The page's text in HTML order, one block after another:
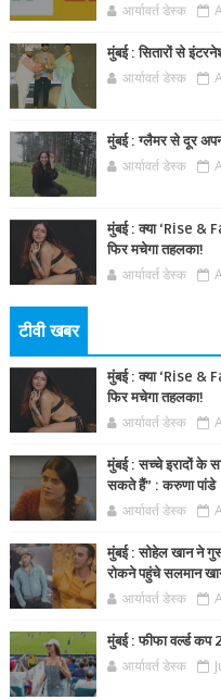
आर्यावर्त डेस्क
मुंबई : सितारों से
आर्यावर्त डेस्क
मुंबई : ग्लैमर से दूर
आर्यावर्त डेस्क
मुंबई : क्या ‘Rise &
फिर मचेगा तहलका!
आर्यावर्त डेस्क
टीवी खबर
मुंबई : क्या ‘Rise &
फिर मचेगा तहलका!
आर्यावर्त डेस्क
मुंबई : सच्चे इरादों के
सकते हैं” : करुणा पांडे
आर्यावर्त डेस्क
मुंबई : सोहेल खान ने
रोकने पहुंचे सलमान
आर्यावर्त डेस्क
मुंबई : फीफा वर्ल्ड
आर्यावर्त डेस्क